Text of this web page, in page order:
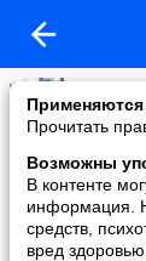
Применяются
Прочитать
Возможны
В контенте
информация.
средств,
вред
added a
09 Nov в